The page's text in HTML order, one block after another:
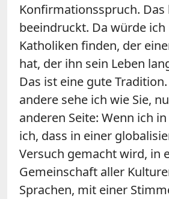
Konfirmationsspruch.
beeindruckt. Da würde
Katholiken finden, der
hat, der ihn sein Leben
Das ist eine gute
andere sehe ich wie Sie,
anderen Seite: Wenn ich
ich, dass in einer
Versuch gemacht wird, in
Gemeinschaft aller
Sprachen, mit einer